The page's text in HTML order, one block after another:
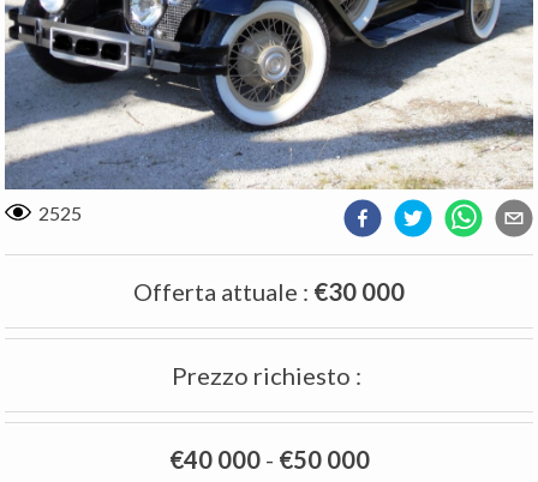
2525
Offerta attuale : €30 000
Prezzo richiesto :
€40 000- €50 000